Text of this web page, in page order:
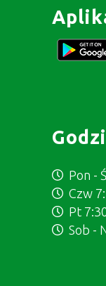
Pon -
Czw
Pt
Sob -